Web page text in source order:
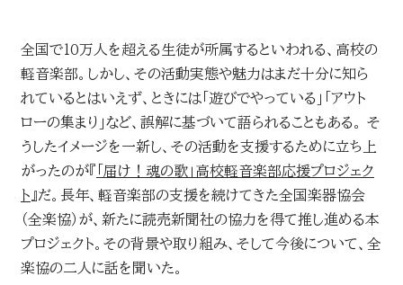
デジタル
ターゲットメディア
AWARD
読売新聞の広告賞
読売新聞の広告賞 トップ
読売マーケティング賞
CONTACT
お問い合わせ
DOWNLOADS
全国で10万人を超える生徒が所属するといわれる、高校の
軽音楽部。しかし、その活動実態や魅力はまだ十分に知ら
れているとはいえず、ときには「遊びでやっている」「アウト
ローの集まり」など、誤解に基づいて語られることもある。 そ
うしたイメージを一新し、その活動を支援するために立ち上
がったのが『 「届け！魂の歌」高校軽音楽部応援プロジェク
ト 』だ。長年、軽音楽部の支援を続けてきた全国楽器協会
（全楽協）が、新たに読売新聞社の協力を得て推し進める本
プロジェクト。その背景や取り組み、そして今後について、全
楽協の二人に話を聞いた。